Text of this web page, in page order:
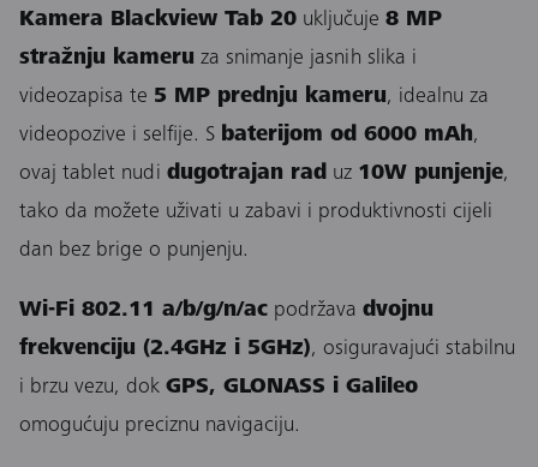
Kamera Blackview Tab 20 uključuje 8 MP
stražnju kameru za snimanje jasnih slika i
videozapisa te 5 MP prednju kameru, idealnu za
videopozive i selfije. S baterijom od 6000 mAh,
ovaj tablet nudi dugotrajan rad uz 10W punjenje,
tako da možete uživati u zabavi i produktivnosti cijeli
dan bez brige o punjenju.
Wi-Fi 802.11 a/b/g/n/ac podržava dvojnu
frekvenciju (2.4GHz i 5GHz), osiguravajući stabilnu
i brzu vezu, dok GPS, GLONASS i Galileo
omogućuju preciznu navigaciju.